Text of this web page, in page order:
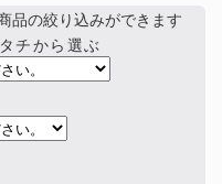
品の絞り込みができます
チから選ぶ